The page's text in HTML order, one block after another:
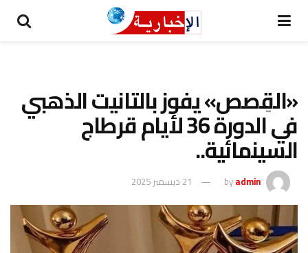
«القِصص» يفوز بالتانيت الذهبي
في الدورة 36 لأيام قرطاج
السينمائية..
byadmin 21 ديسمبر 2025